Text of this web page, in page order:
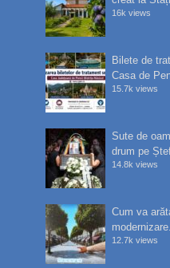
16k views
Bilete de
Casa de
15.7k views
Sute de
drum pe
14.8k views
Cum va
12.7k views